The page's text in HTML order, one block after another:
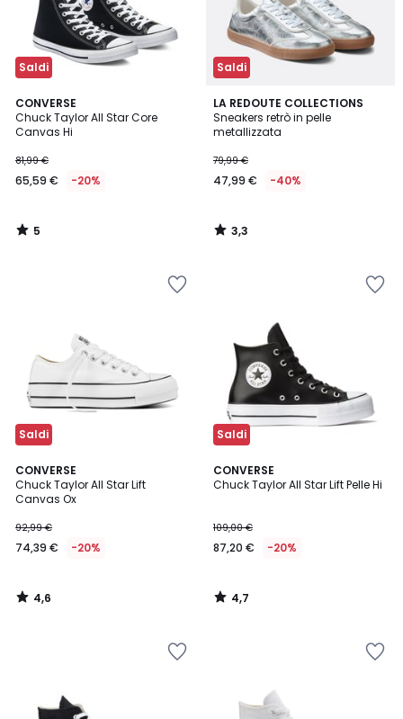
Saldi
CONVERSE
Chuck Taylor All Star Core
Canvas Hi
81,99 €
65,59 € -20%
5
/
5
5
/
Saldi
LA REDOUTE COLLECTIONS
Sneakers retrò in pelle
metallizzata
79,99 €
47,99 € -40%
3,3
/ 5
3,3
/
Saldi
CONVERSE
Chuck Taylor All Star Lift
Canvas Ox
92,99 €
74,39 € -20%
4,6
/ 5
4,6
/
Saldi
CONVERSE
Chuck Taylor All Star Lift Pelle Hi
109,00 €
87,20 € -20%
4,7
/ 5
4,7
/